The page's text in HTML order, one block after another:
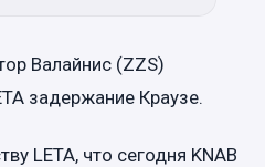
Валайнис (ZZS)
задержание Краузе.
LETA, что сегодня KNAB